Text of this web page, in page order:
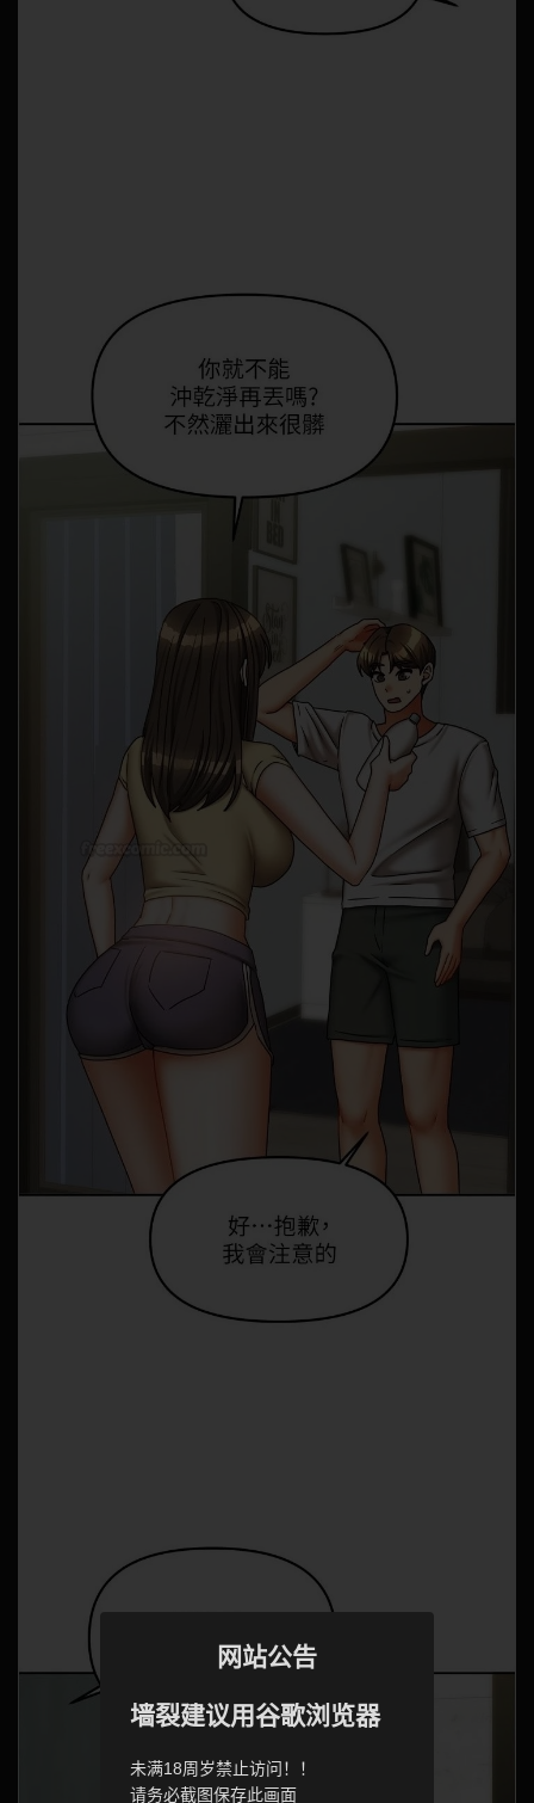
网站公告
墙裂建议用谷歌浏览器
未满18周岁禁止访问！！
请务必截图保存此画面